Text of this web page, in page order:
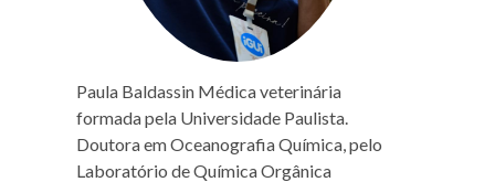
Paula Baldassin Médica veterinária
formada pela Universidade Paulista.
Doutora em Oceanografia Química, pelo
Laboratório de Química Orgânica